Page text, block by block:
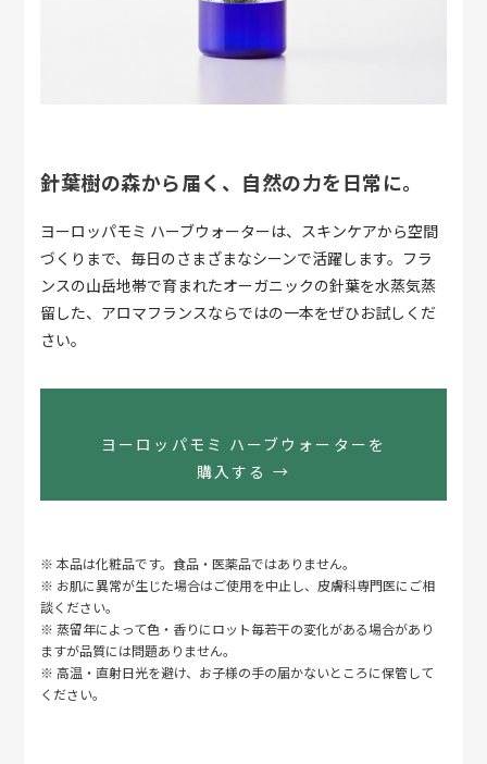
針葉樹の森から届く、自然の力を日常に。
ヨーロッパモミ ハーブウォーターは、スキンケアから空間
づくりまで、毎日のさまざまなシーンで活躍します。フラ
ンスの山岳地帯で育まれたオーガニックの針葉を水蒸気蒸
留した、アロマフランスならではの一本をぜひお試しくだ
さい。
ヨーロッパモミ ハーブウォーターを
購入する →
※ 本品は化粧品です。食品・医薬品ではありません。
※ お肌に異常が生じた場合はご使用を中止し、皮膚科専門医にご相
談ください。
※ 蒸留年によって色・香りにロット毎若干の変化がある場合があり
ますが品質には問題ありません。
※ 高温・直射日光を避け、お子様の手の届かないところに保管して
ください。